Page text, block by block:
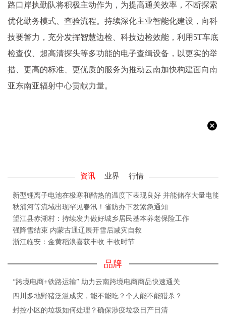
路口岸执勤队将积极主动作为，为提高通关效率，不断探索
优化勤务模式、查验流程。持续深化主业智能化建设，向科
技要警力，充分发挥智慧边检、科技边检效能，利用5T车底
检查仪、超高清探头等多功能的电子查缉设备，以更实的举
措、更高的标准、更优质的服务为推动云南加快构建面向南
亚东南亚辐射中心贡献力量。
资讯 业界 行情
新型锂离子电池在极寒和酷热的温度下表现良好 并能储存大量电能
秋浦河等流域出现罕见春汛！省防办下发紧急通知
望江县赤湖村：持续发力做好城乡居民基本养老保险工作
强降雪结束 内蒙古通辽展开雪后减灾自救
浙江临安：金黄稻浪喜获丰收 丰收时节
品牌
“跨境电商+铁路运输” 助力云南跨境电商商品快速通关
四川多地野猪泛滥成灾，能不能吃？个人能不能猎杀？
封控小区的垃圾如何处理？确保涉疫垃圾日产日清